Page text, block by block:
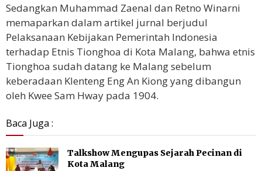
Sedangkan Muhammad Zaenal dan Retno Winarni
memaparkan dalam artikel jurnal berjudul
Pelaksanaan Kebijakan Pemerintah Indonesia
terhadap Etnis Tionghoa di Kota Malang, bahwa etnis
Tionghoa sudah datang ke Malang sebelum
keberadaan Klenteng Eng An Kiong yang dibangun
oleh Kwee Sam Hway pada 1904.
Baca Juga :
Talkshow Mengupas Sejarah Pecinan di
Kota Malang